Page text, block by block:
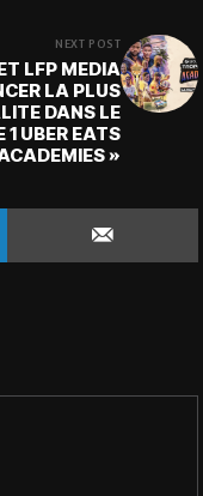
NEXT POST
LFP MEDIA
LA PLUS
DANS LE
UBER EATS
»